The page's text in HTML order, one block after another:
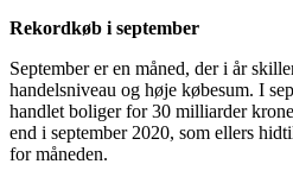
Rekordkøb i september
September er en måned, der i år
handelsniveau og høje købesum. I
handlet boliger for 30 milliarder
end i september 2020, som ellers
for måneden.